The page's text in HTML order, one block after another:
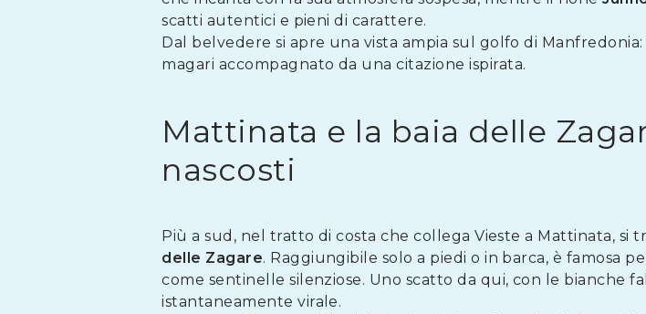
scatti autentici e pieni di carattere.
Dal belvedere si apre una vista ampia sul golfo di
magari accompagnato da una citazione ispirata.
Mattinata e la baia delle
nascosti
Più a sud, nel tratto di costa che collega Vieste a Mattinata, si
delle Zagare. Raggiungibile solo a piedi o in barca, è famosa
come sentinelle silenziose. Uno scatto da qui, con le bianche
istantaneamente virale.